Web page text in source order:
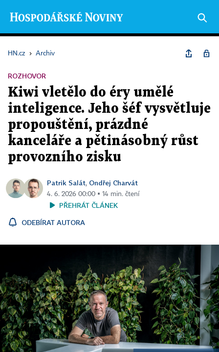
HN.cz › Archiv
ROZHOVOR
Kiwi vletělo do éry umělé
inteligence. Jeho šéf vysvětluje
propouštění, prázdné
kanceláře a pětinásobný růst
provozního zisku
Patrik Salát, Ondřej Charvát
4. 6. 2026 00:00 ▪ 14 min. čtení
PŘEHRÁT ČLÁNEK
ODEBÍRAT AUTORA